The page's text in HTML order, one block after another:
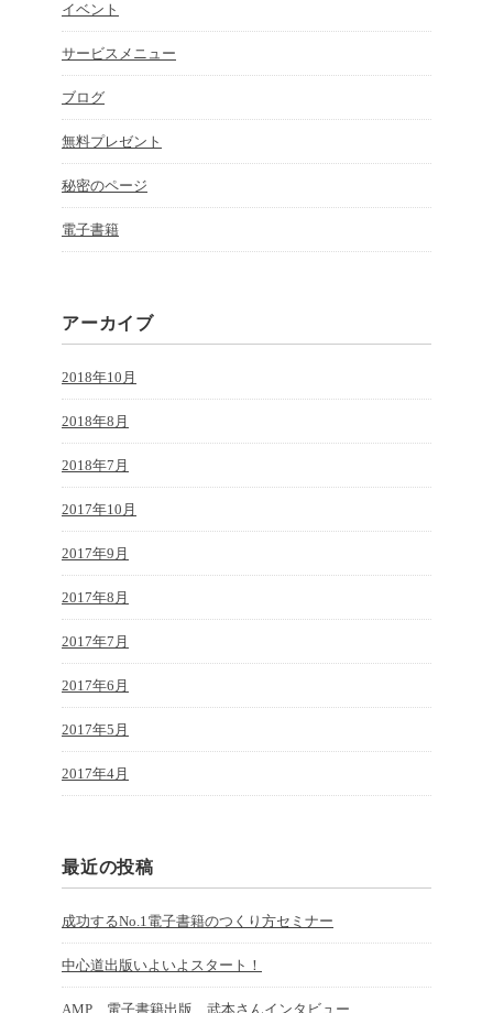
イベント
サービスメニュー
ブログ
無料プレゼント
秘密のページ
電子書籍
アーカイブ
2018年10月
2018年8月
2018年7月
2017年10月
2017年9月
2017年8月
2017年7月
2017年6月
2017年5月
2017年4月
最近の投稿
成功するNo.1電子書籍のつくり方セミナー
中心道出版いよいよスタート！
AMP 電子書籍出版 武本さんインタビュー